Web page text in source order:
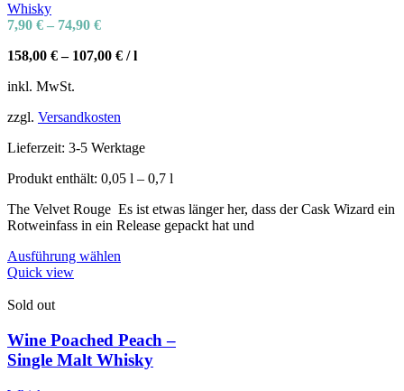
Whisky
7,90 € – 74,90 €
158,00 €– 107,00 € /l
inkl. MwSt.
zzgl. Versandkosten
Lieferzeit: 3-5 Werktage
Produkt enthält: 0,05 l – 0,7 l
The Velvet Rouge Es ist etwas länger her, dass der Cask Wizard ein
Rotweinfass in ein Release gepackt hat und
Ausführung wählen
Quick view
Sold out
Wine Poached Peach –
Single Malt Whisky